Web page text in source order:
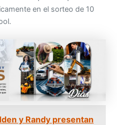
en el sorteo de 10
y Randy presentan